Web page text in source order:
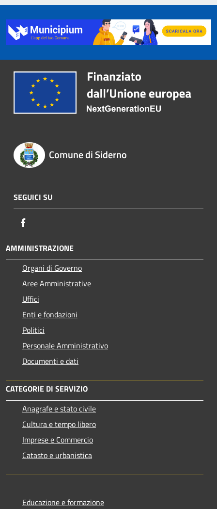
Comune di Siderno
SEGUICI SU
AMMINISTRAZIONE
Organi di Governo
Aree Amministrative
Uffici
Enti e fondazioni
Politici
Personale Amministrativo
Documenti e dati
CATEGORIE DI SERVIZIO
Anagrafe e stato civile
Cultura e tempo libero
Imprese e Commercio
Catasto e urbanistica
Educazione e formazione